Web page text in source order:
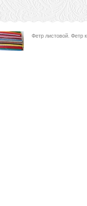
Фетр листовой. Фетр